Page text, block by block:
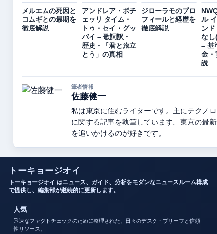
メルエムの死因と
コムギとの最期を
徹底解説
アンドレア・ボチ
ェッリ タイム・
トゥ・セイ・グッ
バイ – 歌詞訳・
歴史・「君と旅立
とう」の真相
ジローラモのプロ
フィールと経歴を
徹底解説
ル
ンド
なし
– 基
金・
説
筆者情報
佐藤健一
私は東京に住むライターです。主にテクノ
に関する記事を執筆しています。東京の最
を追いかけるのが好きです。
トーキョージオイ
トーキョージオイ はニュース、ガイド、分析をモダンなニュースルーム構成
で提供し、編集部が継続的に更新します。
人気
迅速なファクトチェックのために整理された、日々のデスク・ブリーフと信頼
性リソース。